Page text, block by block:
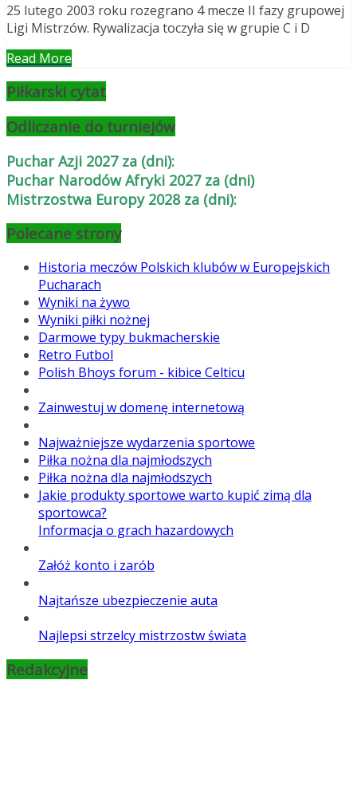
25 lutego 2003 roku rozegrano 4 mecze II fazy grupowej
Ligi Mistrzów. Rywalizacja toczyła się w grupie C i D
Read More
Piłkarski cytat
Odliczanie do turniejów
Puchar Azji 2027 za (dni):
Puchar Narodów Afryki 2027 za (dni)
Mistrzostwa Europy 2028 za (dni):
Polecane strony
Historia meczów Polskich klubów w Europejskich
Pucharach
Wyniki na żywo
Wyniki piłki nożnej
Darmowe typy bukmacherskie
Retro Futbol
Polish Bhoys forum - kibice Celticu
Zainwestuj w domenę internetową
Najważniejsze wydarzenia sportowe
Piłka nożna dla najmłodszych
Piłka nożna dla najmłodszych
Jakie produkty sportowe warto kupić zimą dla
sportowca?
Informacja o grach hazardowych
Załóż konto i zarób
Najtańsze ubezpieczenie auta
Najlepsi strzelcy mistrzostw świata
Redakcyjne